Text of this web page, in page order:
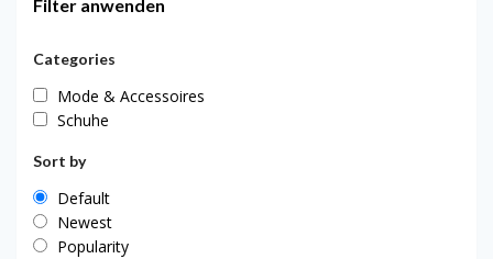
Filter anwenden
Categories
Mode & Accessoires
Schuhe
Sort by
Default
Newest
Popularity